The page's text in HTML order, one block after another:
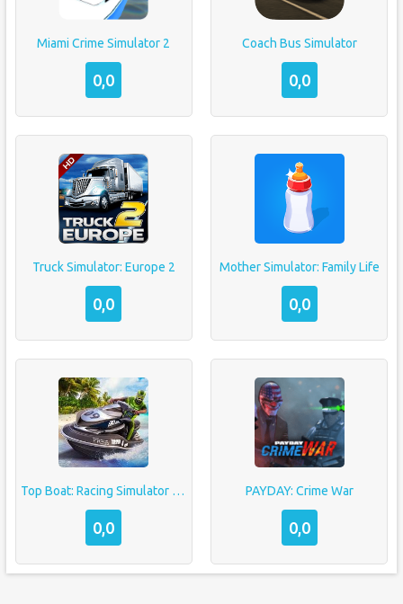
Miami Crime Simulator 2
0,0
Coach Bus Simulator
0,0
Truck Simulator: Europe 2
0,0
Mother Simulator: Family Life
0,0
Top Boat: Racing Simulator 3D
0,0
PAYDAY: Crime War
0,0